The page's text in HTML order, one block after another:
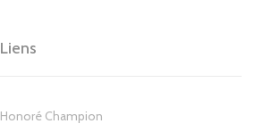
Liens
Honoré Champion